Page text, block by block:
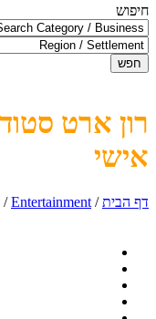
חיפוש
חפש
רון ארט
אישי
דף הבית/
Entertainment
/